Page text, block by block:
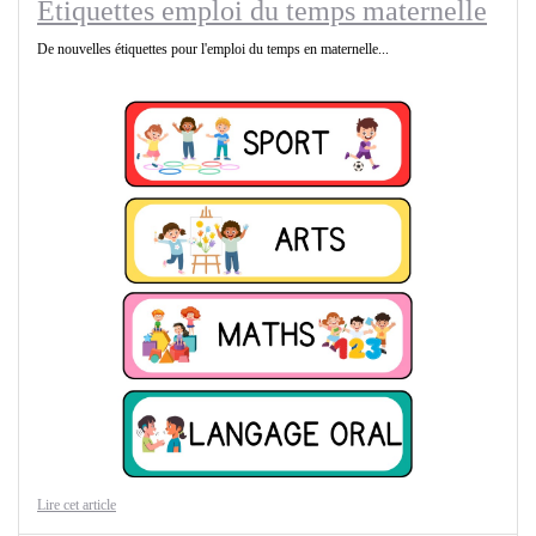
Etiquettes emploi du temps maternelle
De nouvelles étiquettes pour l'emploi du temps en maternelle...
Lire cet article